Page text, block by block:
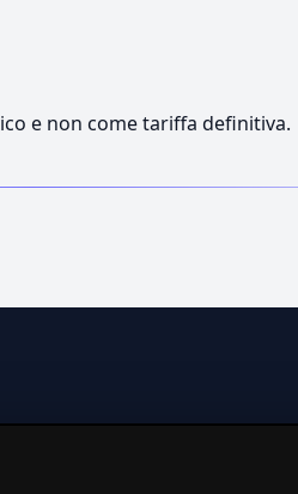
e non come tariffa definitiva.